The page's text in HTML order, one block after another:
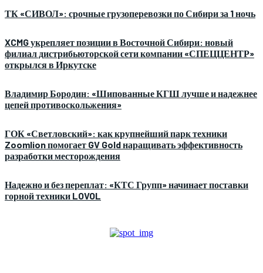
ТК «СИВОЛ»: срочные грузоперевозки по Сибири за 1 ночь
XCMG укрепляет позиции в Восточной Сибири: новый
филиал дистрибьюторской сети компании «СПЕЦЦЕНТР»
открылся в Иркутске
Владимир Бородин: «Шипованные КГШ лучше и надежнее
цепей противоскольжения»
ГОК «Светловский»: как крупнейший парк техники
Zoomlion помогает GV Gold наращивать эффективность
разработки месторождения
Надежно и без переплат: «КТС Групп» начинает поставки
горной техники LOVOL